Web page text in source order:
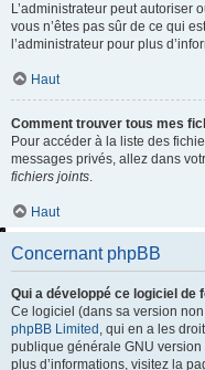
L’administrateur peut autoriser
vous n’êtes pas sûr de ce qui
l’administrateur pour plus
Haut
Comment trouver tous mes
Pour accéder à la liste des
messages privés, allez dans
fichiers joints.
Haut
Concernant phpBB
Qui a développé ce logiciel de
Ce logiciel (dans sa version
phpBB Limited , qui en a les
publique générale GNU
plus d’informations, visitez la